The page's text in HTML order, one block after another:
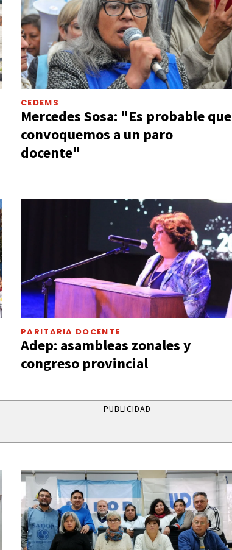
CEDEMS
Mercedes Sosa: "Es probable que
convoquemos a un paro
docente"
PARITARIA DOCENTE
Adep: asambleas zonales y
congreso provincial
PUBLICIDAD